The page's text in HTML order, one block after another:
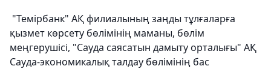
"Темірбанк" АҚ филиалының заңды тұлғаларға
қызмет көрсету бөлімінің маманы, бөлім
меңгерушісі, "Сауда саясатын дамыту орталығы" АҚ
Сауда-экономикалық талдау бөлімінің бас